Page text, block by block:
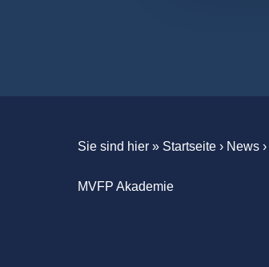
Sie sind hier » Startseite › News ›
MVFP Akademie